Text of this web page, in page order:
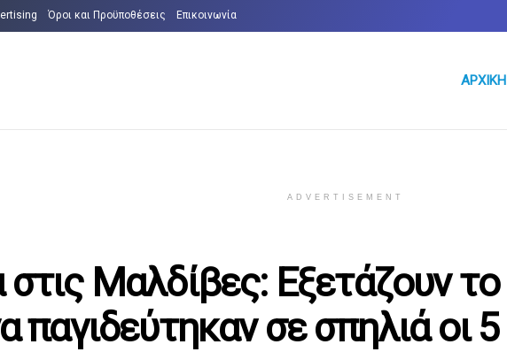
Όροι και Προϋποθέσεις Επικοινωνία
ΑΡΧΙΚΉ
ADVERTISEMENT
Μαλδίβες: Εξετάζουν το
παγιδεύτηκαν σε σπηλιά οι 5